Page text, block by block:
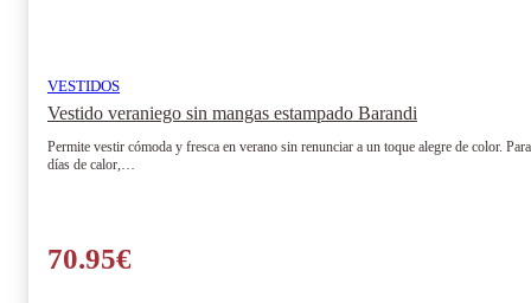
VESTIDOS
Vestido veraniego sin mangas estampado Barandi
Permite vestir cómoda y fresca en verano sin renunciar a un toque alegre de color.
días de calor,…
70.95€